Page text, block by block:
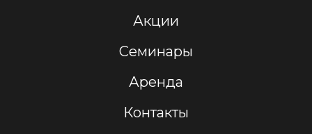
Акции
Семинары
Аренда
Контакты